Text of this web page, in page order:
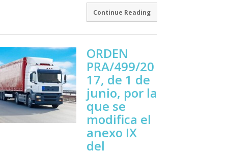
Continue Reading
ORDEN
PRA/499/20
17, de 1 de
junio, por la
que se
modifica el
anexo IX
del